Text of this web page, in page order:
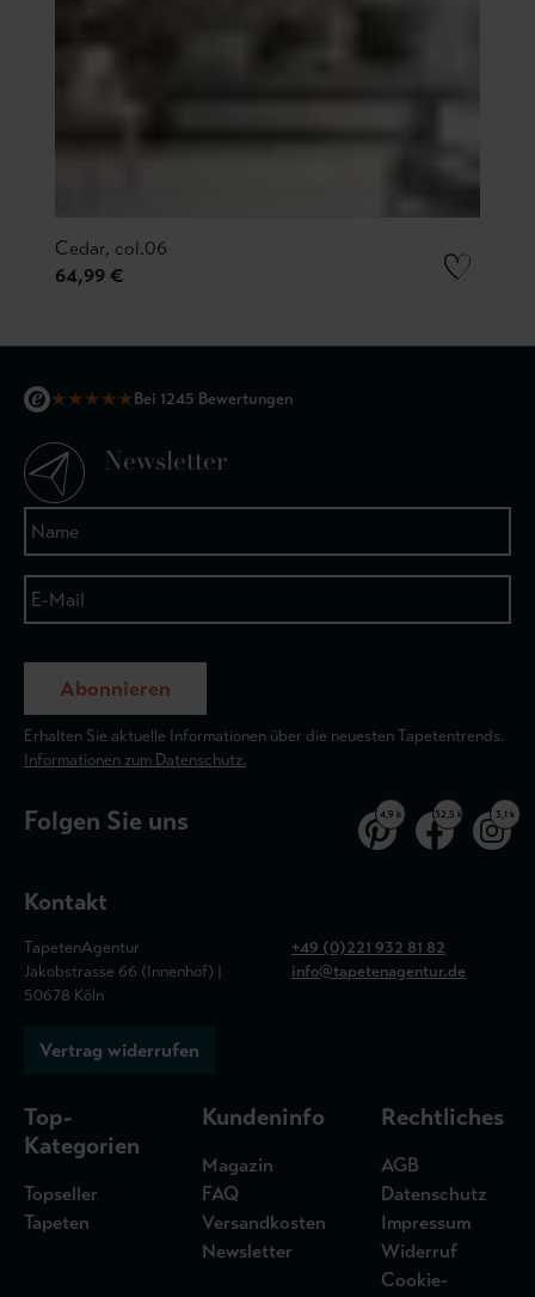
Cedar, col.06
64,99 €
★★★★★Bei 1245 Bewertungen
Newsletter
Abonnieren
Erhalten Sie aktuelle Informationen über die neuesten Tapetentrends.
Informationen zum Datenschutz.
Folgen Sie uns 4,9 k 32,5 k 3,1 k
Kontakt
TapetenAgentur
Jakobstrasse 66 (Innenhof) |
50678 Köln
+49 (0)221 932 81 82
info@tapetenagentur.de
Vertrag widerrufen
Top-
Kategorien
Topseller
Tapeten
Kundeninfo
Magazin
FAQ
Versandkosten
Newsletter
Rechtliches
AGB
Datenschutz
Impressum
Widerruf
Cookie-